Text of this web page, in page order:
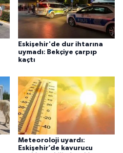
Eskişehir'de dur ihtarına
uymadı: Bekçiye çarpıp
kaçtı
Meteoroloji uyardı:
Eskişehir’de kavurucu